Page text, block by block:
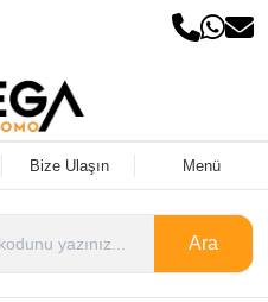
Bize Ulaşın Menü
Ara